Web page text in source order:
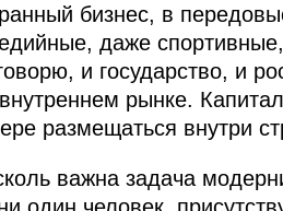
бизнес, в
даже
и государство, и
рынке.
размещаться внутри
важна задача